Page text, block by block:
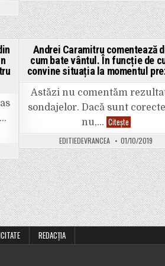
Posted
in
Andrei Caramitru comentează
cum bate vântul. În funcție de
convine situația la momentul
Astăzi nu comentăm
sondajelor. Dacă sunt
nu,… CiteșteAndrei
Caramitru
comentează
după
cum
bate
vântul.
În
funcție
de
cum
îi
convine
situația
la
prezent.
EDITIEDEVRANCEA 01/10/2019
REDACȚIA